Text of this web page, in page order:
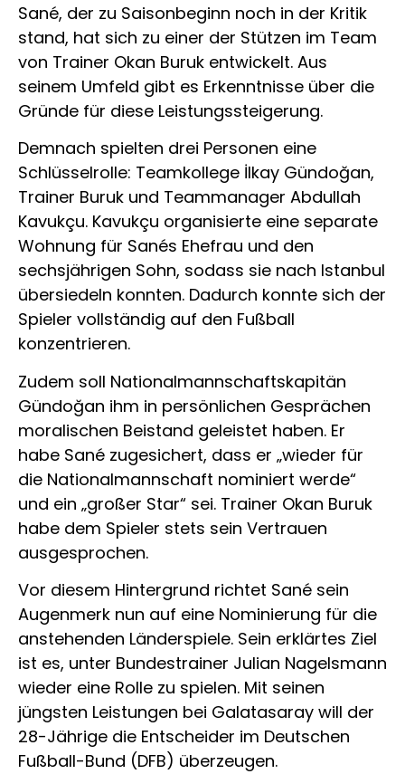
Sané, der zu Saisonbeginn noch in der Kritik
stand, hat sich zu einer der Stützen im Team
von Trainer Okan Buruk entwickelt. Aus
seinem Umfeld gibt es Erkenntnisse über die
Gründe für diese Leistungssteigerung.
Demnach spielten drei Personen eine
Schlüsselrolle: Teamkollege İlkay Gündoğan,
Trainer Buruk und Teammanager Abdullah
Kavukçu. Kavukçu organisierte eine separate
Wohnung für Sanés Ehefrau und den
sechsjährigen Sohn, sodass sie nach Istanbul
übersiedeln konnten. Dadurch konnte sich der
Spieler vollständig auf den Fußball
konzentrieren.
Zudem soll Nationalmannschaftskapitän
Gündoğan ihm in persönlichen Gesprächen
moralischen Beistand geleistet haben. Er
habe Sané zugesichert, dass er „wieder für
die Nationalmannschaft nominiert werde“
und ein „großer Star“ sei. Trainer Okan Buruk
habe dem Spieler stets sein Vertrauen
ausgesprochen.
Vor diesem Hintergrund richtet Sané sein
Augenmerk nun auf eine Nominierung für die
anstehenden Länderspiele. Sein erklärtes Ziel
ist es, unter Bundestrainer Julian Nagelsmann
wieder eine Rolle zu spielen. Mit seinen
jüngsten Leistungen bei Galatasaray will der
28-Jährige die Entscheider im Deutschen
Fußball-Bund (DFB) überzeugen.